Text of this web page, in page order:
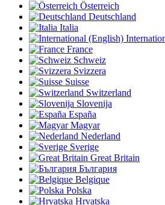
Österreich
Deutschland
Italia
France
Schweiz
Svizzera
Suisse
Switzerland
Slovenija
España
Magyar
Nederland
Sverige
Great Britain
България
Belgique
Polska
Hrvatska